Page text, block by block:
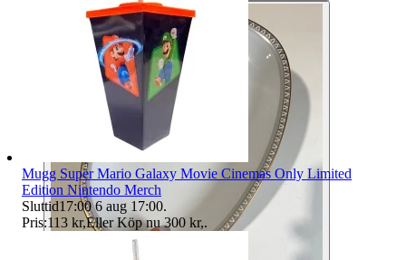
Mugg Super Mario Galaxy Movie Cinemas Only Limited
Edition Nintendo Merch
Sluttid17:00 6 aug 17:00.
Pris:113 kr,Eller Köp nu 300 kr,.